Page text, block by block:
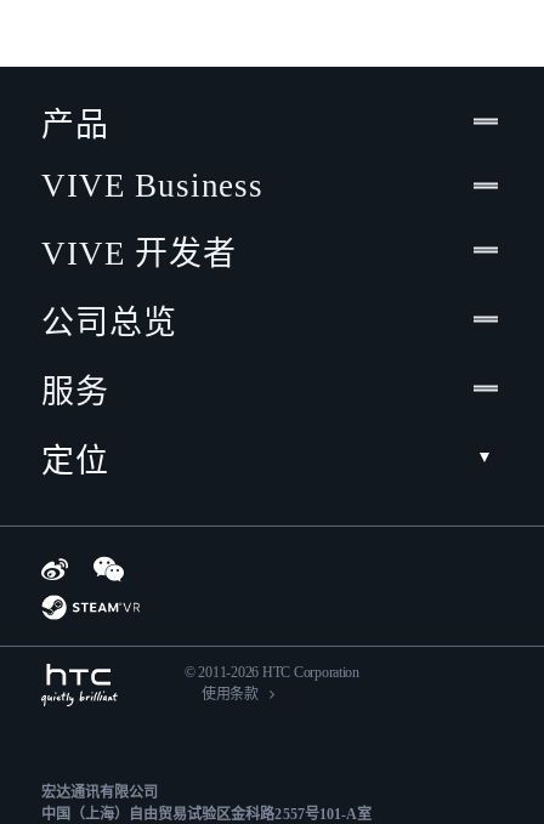
产品
VIVE Business
VIVE 开发者
公司总览
服务
定位
© 2011-2026 HTC Corporation
使用条款
宏达通讯有限公司
中国（上海）自由贸易试验区金科路2557号101-A室